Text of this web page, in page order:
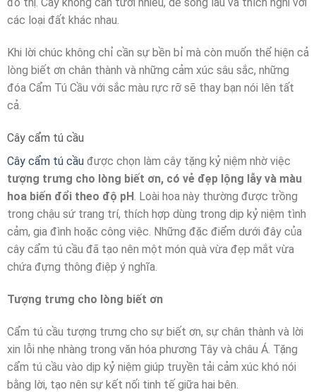
đô thị. Cây không cần tưới nhiều, dễ sống lâu và thích nghi với
các loại đất khác nhau.
Khi lời chúc không chỉ cần sự bền bỉ mà còn muốn thể hiện cả
lòng biết ơn chân thành và những cảm xúc sâu sắc, những
đóa Cẩm Tú Cầu với sắc màu rực rỡ sẽ thay bạn nói lên tất
cả.
Cây cẩm tú cầu
Cây cẩm tú cầu được chọn làm cây tặng kỷ niệm nhờ việc
tượng trưng cho lòng biết ơn, có vẻ đẹp lộng lẫy và màu
hoa biến đổi theo độ pH. Loài hoa này thường được trồng
trong chậu sứ trang trí, thích hợp dùng trong dịp kỷ niệm tình
cảm, gia đình hoặc công việc. Những đặc điểm dưới đây của
cây cẩm tú cầu đã tạo nên một món quà vừa đẹp mắt vừa
chứa đựng thông điệp ý nghĩa.
Tượng trưng cho lòng biết ơn
Cẩm tú cầu tượng trưng cho sự biết ơn, sự chân thành và lời
xin lỗi nhẹ nhàng trong văn hóa phương Tây và châu Á. Tặng
cẩm tú cầu vào dịp kỷ niệm giúp truyền tải cảm xúc khó nói
bằng lời, tạo nên sự kết nối tinh tế giữa hai bên.